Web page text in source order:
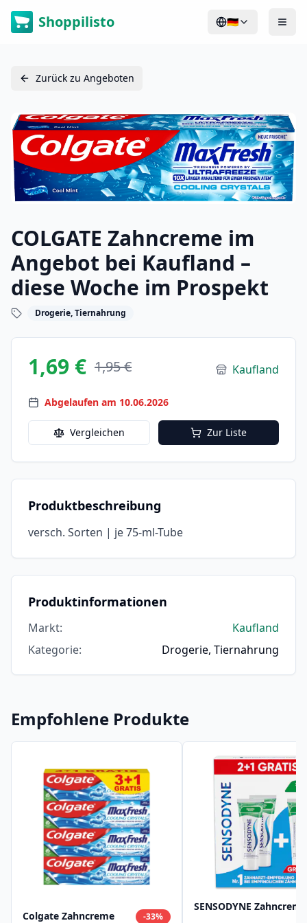
Shoppilisto 🇩🇪
Zurück zu Angeboten
COLGATE Zahncreme im
Angebot bei Kaufland –
diese Woche im Prospekt
Drogerie, Tiernahrung
1,69 € 1,95 € Kaufland
Abgelaufen am 10.06.2026
Vergleichen Zur Liste
Produktbeschreibung
versch. Sorten | je 75-ml-Tube
Produktinformationen
Markt:
Kaufland
Kategorie: Drogerie, Tiernahrung
Empfohlene Produkte
Colgate Zahncreme -33%
SENSODYNE